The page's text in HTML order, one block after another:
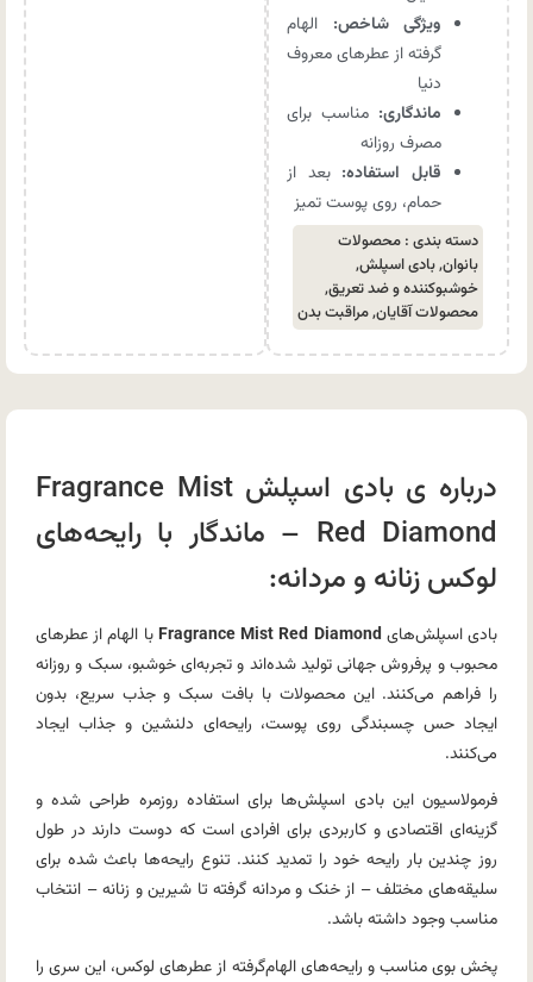
ویژگی شاخص: الهام
گرفته از عطرهای معروف
دنیا
ماندگاری: مناسب برای
مصرف روزانه
قابل استفاده: بعد از
حمام، روی پوست تمیز
دسته بندی : محصولات
بانوان,بادی اسپلش,
خوشبوکننده و ضد تعریق,
محصولات آقایان,مراقبت بدن
درباره ی بادی اسپلش Fragrance Mist
Red Diamond – ماندگار با رایحه‌های
لوکس زنانه و مردانه:
بادی اسپلش‌های Fragrance Mist Red Diamondبا الهام از عطرهای
محبوب و پرفروش جهانی تولید شده‌اند و تجربه‌ای خوشبو، سبک و روزانه
را فراهم می‌کنند. این محصولات با بافت سبک و جذب سریع، بدون
ایجاد حس چسبندگی روی پوست، رایحه‌ای دلنشین و جذاب ایجاد
می‌کنند.
فرمولاسیون این بادی اسپلش‌ها برای استفاده روزمره طراحی شده و
گزینه‌ای اقتصادی و کاربردی برای افرادی است که دوست دارند در طول
روز چندین بار رایحه خود را تمدید کنند. تنوع رایحه‌ها باعث شده برای
سلیقه‌های مختلف – از خنک و مردانه گرفته تا شیرین و زنانه – انتخاب
مناسب وجود داشته باشد.
پخش بوی مناسب و رایحه‌های الهام‌گرفته از عطرهای لوکس، این سری را